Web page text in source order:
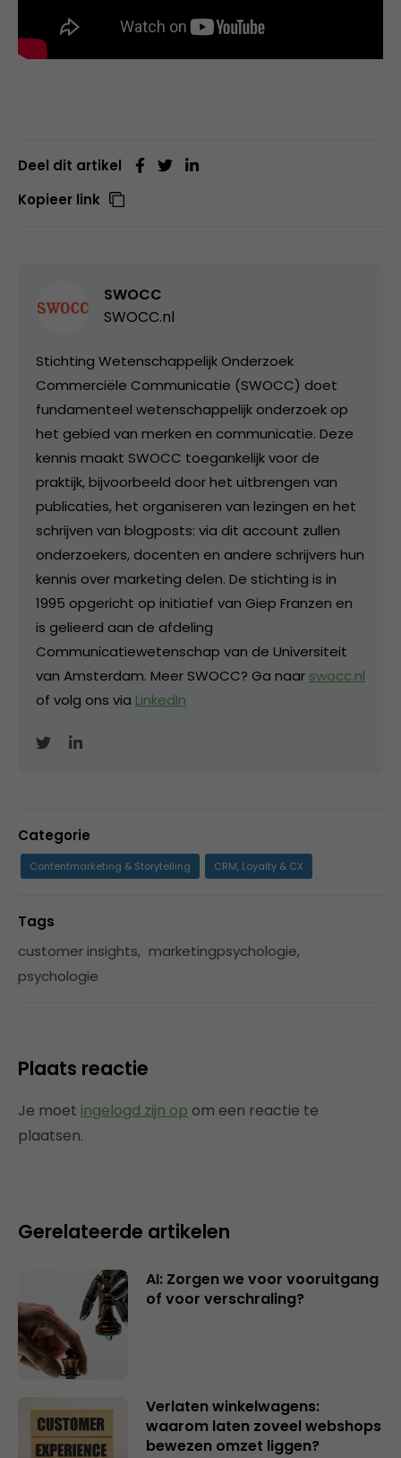
Deel dit artikel
Kopieer link
SWOCC
SWOCC.nl
Stichting Wetenschappelijk Onderzoek
Commerciële Communicatie (SWOCC) doet
fundamenteel wetenschappelijk onderzoek op
het gebied van merken en communicatie. Deze
kennis maakt SWOCC toegankelijk voor de
praktijk, bijvoorbeeld door het uitbrengen van
publicaties, het organiseren van lezingen en het
schrijven van blogposts: via dit account zullen
onderzoekers, docenten en andere schrijvers hun
kennis over marketing delen. De stichting is in
1995 opgericht op initiatief van Giep Franzen en
is gelieerd aan de afdeling
Communicatiewetenschap van de Universiteit
van Amsterdam. Meer SWOCC? Ga naar swocc.nl
of volg ons via LinkedIn
Categorie
Contentmarketing & Storytelling CRM, Loyalty & CX
Tags
customer insights, marketingpsychologie,
psychologie
Plaats reactie
Je moet ingelogd zijn op om een reactie te
plaatsen.
Gerelateerde artikelen
AI: Zorgen we voor vooruitgang
of voor verschraling?
Verlaten winkelwagens:
waarom laten zoveel webshops
bewezen omzet liggen?